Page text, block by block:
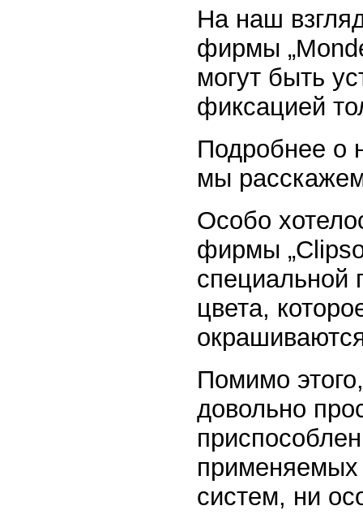
На наш
фирмы
могут быть
фиксацией
Подробнее о
мы
Особо
фирмы
специальной
цвета,
Помимо
довольно
применяемых
систем, ни